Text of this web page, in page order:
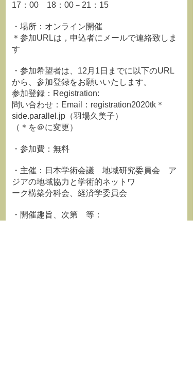
17：00 18：00－21：15
・場所：オンライン開催
＊参加URLは，申込者にメールで連絡致しま
す
・参加希望者は、12月1日までに以下のURL
から、参加登録をお願いいたします。
参加登録：Registration:
問い合わせ：Email：registration2020tk＊
side.parallel.jp（羽場久美子）
（＊を＠に変更）
・参加費：無料
・主催：日本学術会議 地域研究委員会 ア
ジアの地域協力と学術的ネットワ
ーク構築分科会、経済学委員会
・開催趣旨、次第 等：